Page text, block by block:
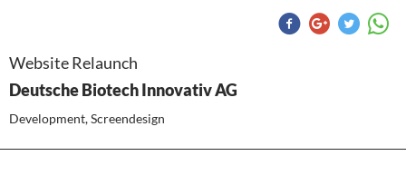
Website Relaunch
Deutsche Biotech Innovativ AG
Development, Screendesign